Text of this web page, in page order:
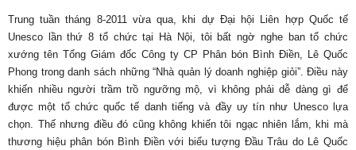
Trung tuần tháng 8-2011 vừa qua, khi dự Đại hội Liên hợp Quốc tế
Unesco lần thứ 8 tổ chức tại Hà Nội, tôi bất ngờ nghe ban tổ chức
xướng tên Tổng Giám đốc Công ty CP Phân bón Bình Điền, Lê Quốc
Phong trong danh sách những “Nhà quản lý doanh nghiệp giỏi”. Điều này
khiến nhiều người trầm trồ ngưỡng mộ, vì không phải dễ dàng gì để
được một tổ chức quốc tế danh tiếng và đầy uy tín như Unesco lựa
chọn. Thế nhưng điều đó cũng không khiến tôi ngạc nhiên lắm, khi mà
thương hiệu phân bón Bình Điền với biểu tượng Đầu Trâu do Lê Quốc